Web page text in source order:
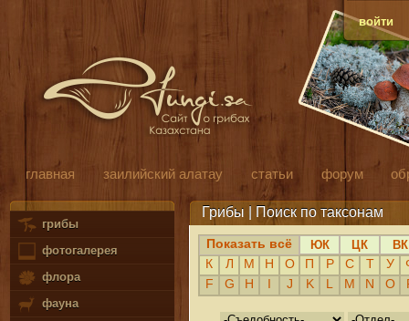
войти
главная заилийский алатау статьи форум
грибы
фотогалерея
флора
фауна
Грибы | Поиск по таксонам
Показать всё ЮК ЦК
ВК
К
Л М Н О П Р С Т У
F
G H J K M N O